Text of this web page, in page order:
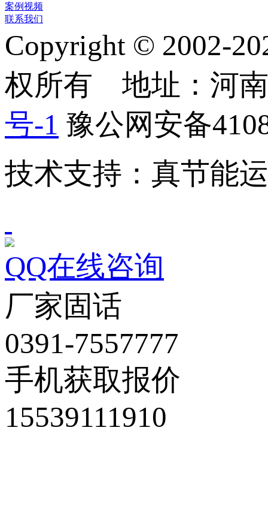
案例视频
联系我们
Copyright © 2002-
权所有 地址：河
号-1 豫公网安备
技术支持：真节能
QQ在线咨询
厂家固话
0391-7557777
手机获取报价
15539111910